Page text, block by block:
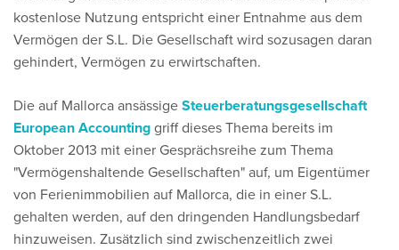
kostenlose Nutzung entspricht einer Entnahme aus dem
Vermögen der S.L. Die Gesellschaft wird sozusagen daran
gehindert, Vermögen zu erwirtschaften.
Die auf Mallorca ansässige Steuerberatungsgesellschaft
European Accounting griff dieses Thema bereits im
Oktober 2013 mit einer Gesprächsreihe zum Thema
"Vermögenshaltende Gesellschaften" auf, um Eigentümer
von Ferienimmobilien auf Mallorca, die in einer S.L.
gehalten werden, auf den dringenden Handlungsbedarf
hinzuweisen. Zusätzlich sind zwischenzeitlich zwei